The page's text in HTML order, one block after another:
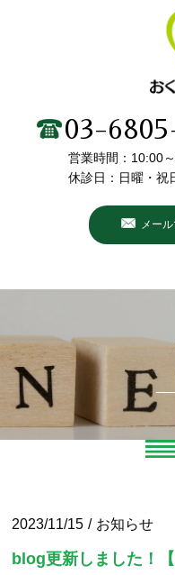
当院の特徴
施術メニュー・料金
院長・スタッフ紹介
初めての方へ
こんなお悩みありません
お客様の声
ブログ
お知らせ
専門家向けセミナー
03-
営業時間：10:00
休診日：日曜・祝
メー
2023/11/15 お知らせ
blog更新しました！